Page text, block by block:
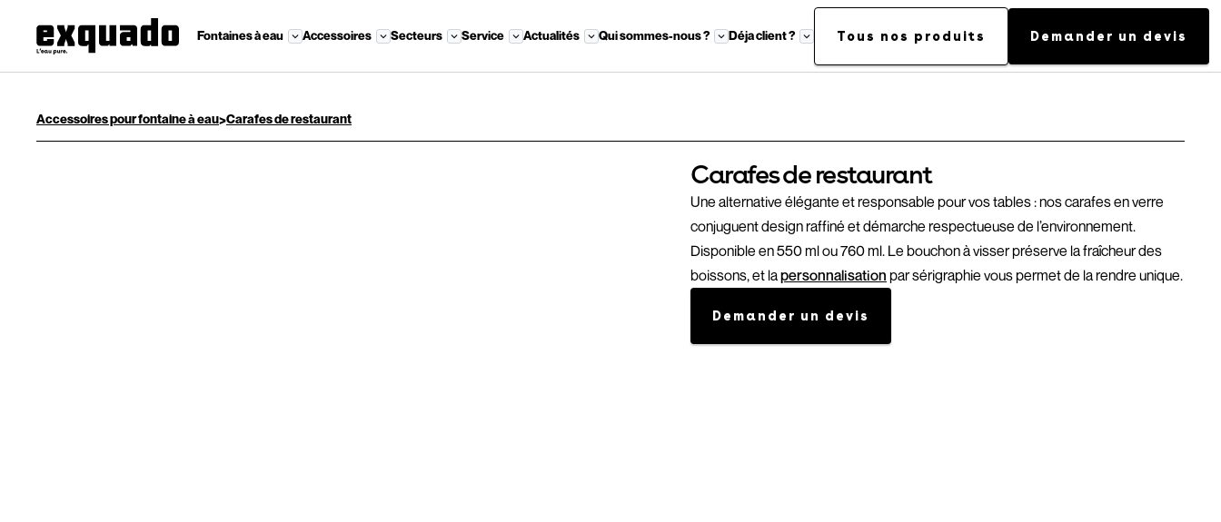
Fontaines à eau Accessoires Secteurs Service Actualités Qui sommes-nous ? Déja client ? Tous nos produits Demander un devis
Accessoires pour fontaine à eau>Carafes de restaurant
Carafes de restaurant
Une alternative élégante et responsable pour vos tables : nos carafes en verre
conjuguent design raffiné et démarche respectueuse de l’environnement.
Disponible en 550 ml ou 760 ml. Le bouchon à visser préserve la fraîcheur des
boissons, et lapersonnalisation par sérigraphie vous permet de la rendre unique.
Demander un devis